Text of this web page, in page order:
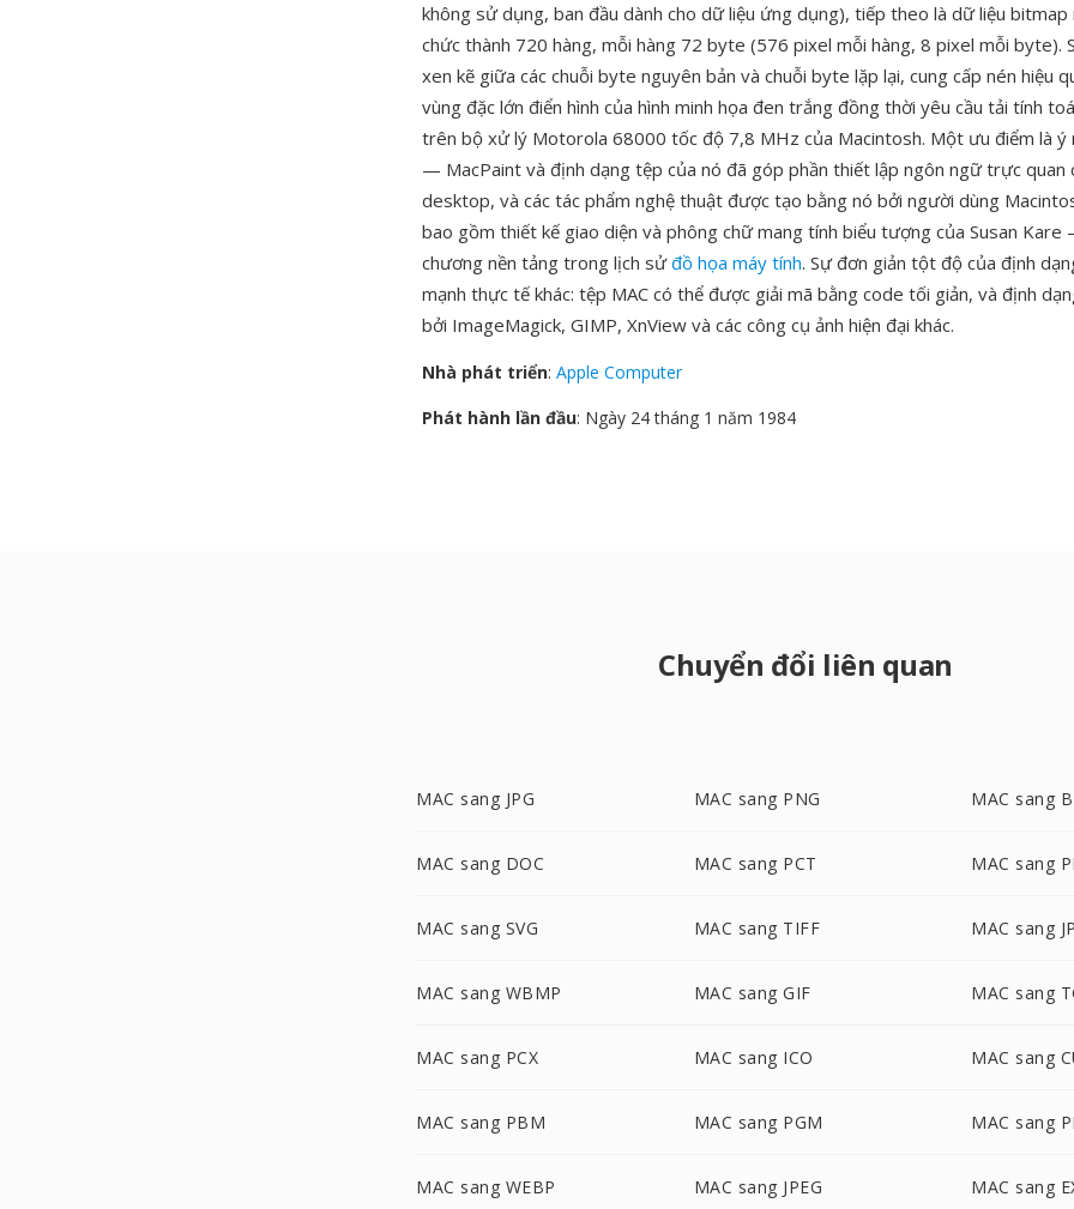
không sử dụng, ban đầu dành cho dữ liệu ứng dụng), tiếp theo là dữ liệu
chức thành 720 hàng, mỗi hàng 72 byte (576 pixel mỗi hàng, 8 pixel mỗi byte).
xen kẽ giữa các chuỗi byte nguyên bản và chuỗi byte lặp lại, cung cấp nén hiệu
vùng đặc lớn điển hình của hình minh họa đen trắng đồng thời yêu cầu tải tính
trên bộ xử lý Motorola 68000 tốc độ 7,8 MHz của Macintosh. Một ưu điểm là ý
— MacPaint và định dạng tệp của nó đã góp phần thiết lập ngôn ngữ trực quan
desktop, và các tác phẩm nghệ thuật được tạo bằng nó bởi người dùng
bao gồm thiết kế giao diện và phông chữ mang tính biểu tượng của Susan Kare
chương nền tảng trong lịch sửđồ họa máy tính. Sự đơn giản tột độ của định
mạnh thực tế khác: tệp MAC có thể được giải mã bằng code tối giản, và định
bởi ImageMagick, GIMP, XnView và các công cụ ảnh hiện đại khác.
Nhà phát triển: Apple Computer
Phát hành lần đầu: Ngày 24 tháng 1 năm 1984
Chuyển đổi liên quan
MAC sang JPG MAC sang PNG MAC sang
MAC sang DOC MAC sang PCT MAC sang
MAC sang SVG MAC sang TIFF MAC sang
MAC sang WBMP MAC sang GIF MAC sang
MAC sang PCX MAC sang ICO MAC sang
MAC sang PBM MAC sang PGM MAC sang
MAC sang WEBP MAC sang JPEG MAC sang